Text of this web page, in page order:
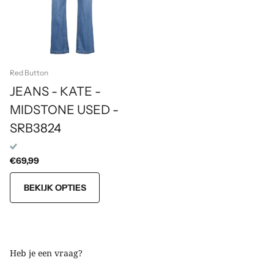
Red Button
JEANS - KATE -
MIDSTONE USED -
SRB3824
€69,99
BEKIJK OPTIES
Heb je een vraag?